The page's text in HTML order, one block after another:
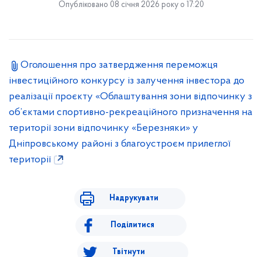
Опубліковано 08 січня 2026 року о 17:20
Оголошення про затвердження переможця
інвестиційного конкурсу із залучення інвестора до
реалізації проєкту «Облаштування зони відпочинку з
об’єктами спортивно-рекреаційного призначення на
території зони відпочинку «Березняки» у
Дніпровському районі з благоустроєм прилеглої
території
Надрукувати
Поділитися
Твітнути